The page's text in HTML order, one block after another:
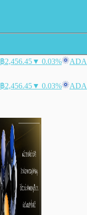
฿2,456.45▼ 0.03% ADA
฿2,456.45▼ 0.03% ADA